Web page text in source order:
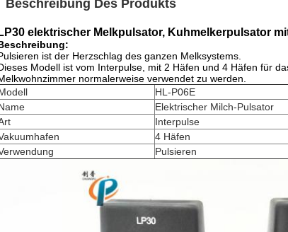
Beschreibung Des Produkts
LP30 elektrischer Melkpulsator, Kuhmelkerpulsator
ist der Herzschlag des ganzen Melksystems.
Modell ist vom Interpulse, mit 2 Häfen und 4 Häfen für
normalerweise verwendet zu werden.
HL-P06E
Elektrischer Milch-Pulsator
Interpulse
4 Häfen
Pulsieren